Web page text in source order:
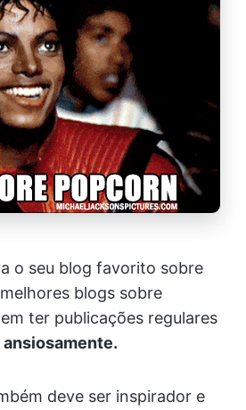
o seu blog favorito sobre
blogs sobre
ter publicações regulares
ansiosamente.
deve ser inspirador e